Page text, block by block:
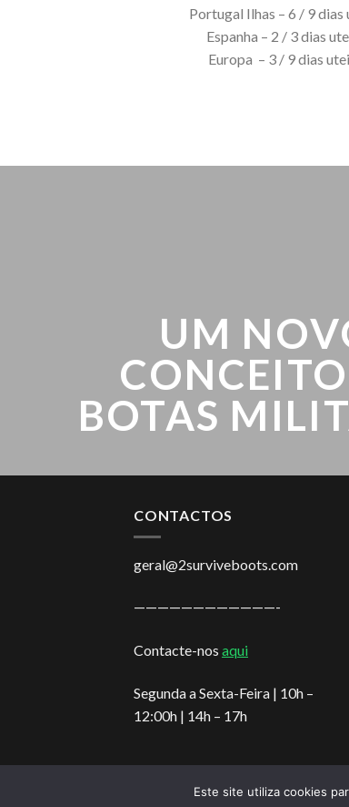
Portugal Ilhas – 6 / 9 dias
Espanha – 2 / 3 dias
Europa – 3 / 9 dias
UM
BOTAS
CONTACTOS
geral@2surviveboots.com
————————————-
Contacte-nos aqui
Segunda a Sexta-Feira | 10h –
12:00h | 14h – 17h
Este site utiliza cookies